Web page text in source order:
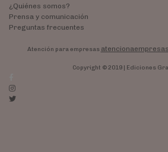
¿Quiénes somos?
Prensa y comunicación
Preguntas frecuentes
Atención para empresas
Copyright © 2019 | Ediciones